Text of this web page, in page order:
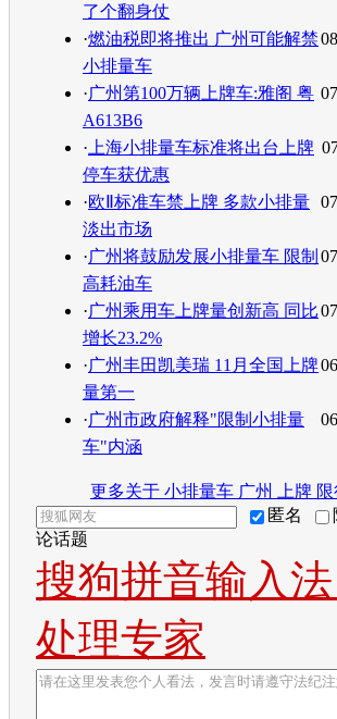
了个翻身仗
·燃油税即将推出 广州可能解禁
小排量车
·广州第100万辆上牌车:雅阁 粤
A613B6
· 上海小排量车标准将出台上牌
停车获优惠
·欧Ⅱ标准车禁上牌 多款小排量
淡出市场
·广州将鼓励发展小排量车 限制
高耗油车
·广州乘用车上牌量创新高 同比
增长23.2%
·广州丰田凯美瑞 11月全国上牌
量第一
·广州市政府解释"限制小排量
车"内涵
更多关于 小排量车 广州 上牌 限
匿名
论话题
搜狗拼音输入
处理专家